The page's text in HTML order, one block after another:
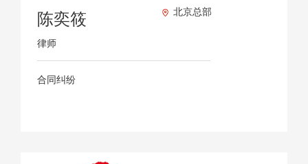
陈奕筱
律师
北京总部
合同纠纷